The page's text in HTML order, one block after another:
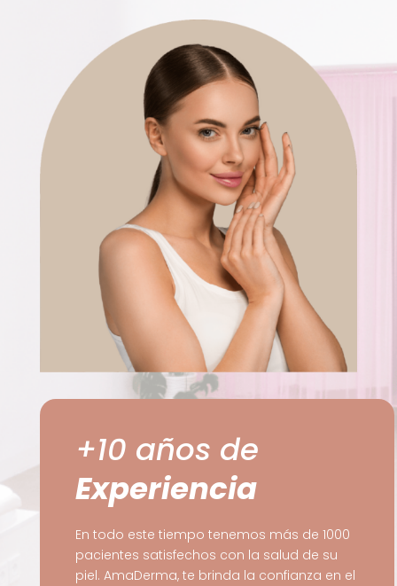
+10 años de
Experiencia
En todo este tiempo tenemos más de 1000
pacientes satisfechos con la salud de su
piel. AmaDerma, te brinda la confianza en el